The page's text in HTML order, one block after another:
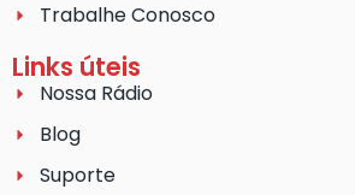
Trabalhe Conosco
Links úteis
Nossa Rádio
Blog
Suporte